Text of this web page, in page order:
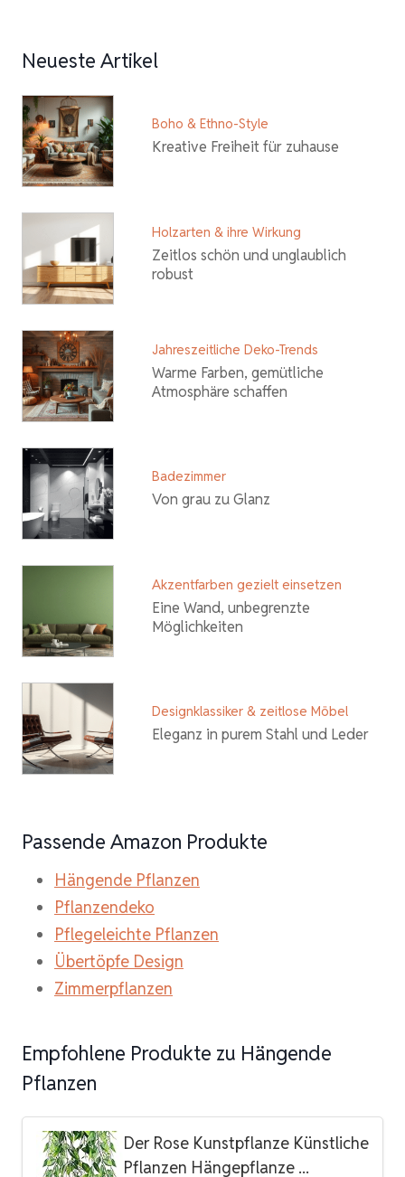
Neueste Artikel
Boho & Ethno-Style
Kreative Freiheit für zuhause
Holzarten & ihre Wirkung
Zeitlos schön und unglaublich
robust
Jahreszeitliche Deko-Trends
Warme Farben, gemütliche
Atmosphäre schaffen
Badezimmer
Von grau zu Glanz
Akzentfarben gezielt einsetzen
Eine Wand, unbegrenzte
Möglichkeiten
Designklassiker & zeitlose Möbel
Eleganz in purem Stahl und Leder
Passende Amazon Produkte
Hängende Pflanzen
Pflanzendeko
Pflegeleichte Pflanzen
Übertöpfe Design
Zimmerpflanzen
Empfohlene Produkte zu Hängende
Pflanzen
Der Rose Kunstpflanze Künstliche
Pflanzen Hängepflanze ...